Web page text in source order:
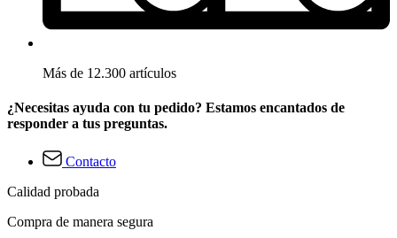
Más de 12.300 artículos
¿Necesitas ayuda con tu pedido? Estamos encantados de
responder a tus preguntas.
Contacto
Calidad probada
Compra de manera segura